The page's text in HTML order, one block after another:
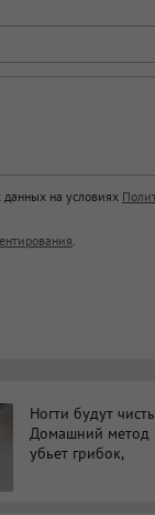
<small>,
адреса URL
на условиях
.
Ногти будут
Домашний метод
убьет грибок,